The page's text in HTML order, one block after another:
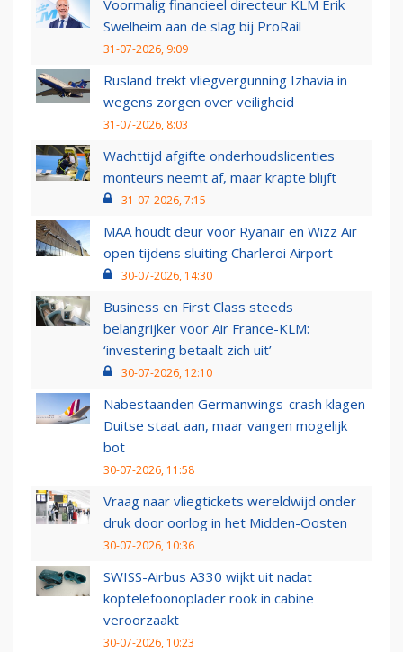
Voormalig financieel directeur KLM Erik
Swelheim aan de slag bij ProRail
31-07-2026, 9:09
Rusland trekt vliegvergunning Izhavia in
wegens zorgen over veiligheid
31-07-2026, 8:03
Wachttijd afgifte onderhoudslicenties
monteurs neemt af, maar krapte blijft
31-07-2026, 7:15
MAA houdt deur voor Ryanair en Wizz Air
open tijdens sluiting Charleroi Airport
30-07-2026, 14:30
Business en First Class steeds
belangrijker voor Air France-KLM:
‘investering betaalt zich uit’
30-07-2026, 12:10
Nabestaanden Germanwings-crash klagen
Duitse staat aan, maar vangen mogelijk
bot
30-07-2026, 11:58
Vraag naar vliegtickets wereldwijd onder
druk door oorlog in het Midden-Oosten
30-07-2026, 10:36
SWISS-Airbus A330 wijkt uit nadat
koptelefoonoplader rook in cabine
veroorzaakt
30-07-2026, 10:23